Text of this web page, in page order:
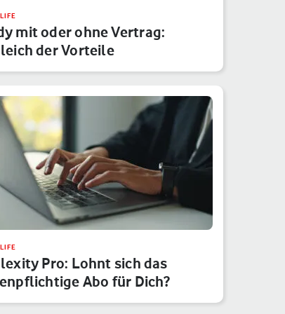
mit oder ohne Vertrag:
der Vorteile
Pro: Lohnt sich das
Abo für Dich?